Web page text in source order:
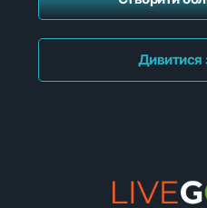
Дивитися